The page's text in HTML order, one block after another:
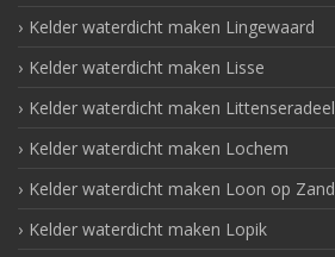
Kelder waterdicht maken Lingewaard
Kelder waterdicht maken Lisse
Kelder waterdicht maken Littenseradeel
Kelder waterdicht maken Lochem
Kelder waterdicht maken Loon op Zand
Kelder waterdicht maken Lopik